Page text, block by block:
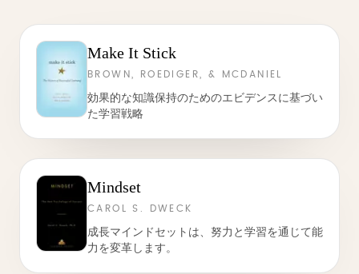
Make It Stick
BROWN, ROEDIGER, & MCDANIEL
効果的な知識保持のためのエビデンスに基づい
た学習戦略
Mindset
CAROL S. DWECK
成長マインドセットは、努力と学習を通じて能
力を変革します。